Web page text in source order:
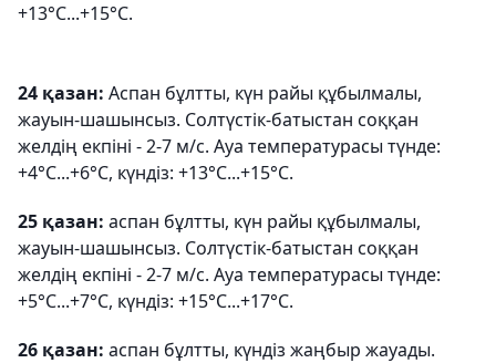
+13°С...+15°С.
24 қазан: Аспан бұлтты, күн райы құбылмалы,
жауын-шашынсыз. Солтүстік-батыстан соққан
желдің екпіні - 2-7 м/с. Ауа температурасы түнде:
+4°С...+6°С, күндіз: +13°С...+15°С.
25 қазан: аспан бұлтты, күн райы құбылмалы,
жауын-шашынсыз. Солтүстік-батыстан соққан
желдің екпіні - 2-7 м/с. Ауа температурасы түнде:
+5°С...+7°С, күндіз: +15°С...+17°С.
26 қазан: аспан бұлтты, күндіз жаңбыр жауады.